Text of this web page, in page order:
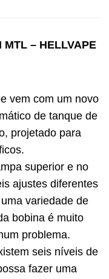
MTL – HELLVAPE
vem com um novo
de tanque de
projetado para
superior e no
ajustes diferentes
variedade de
bobina é muito
problema.
seis níveis de
fazer uma